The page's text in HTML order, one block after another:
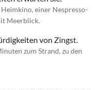
einer Nespresso-
Meerblick.
von Zingst.
zum Strand, zu den